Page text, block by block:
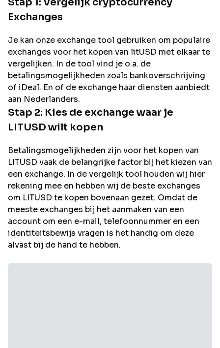
Exchanges
Je kan onze exchange tool gebruiken om populaire
exchanges voor het kopen van litUSD met elkaar te
vergelijken. In de tool vind je o.a. de
betalingsmogelijkheden zoals bankoverschrijving
of iDeal. En of de exchange haar diensten aanbiedt
aan Nederlanders.
Stap 2: Kies de exchange waar je
LITUSD wilt kopen
Betalingsmogelijkheden zijn voor het kopen van
LITUSD vaak de belangrijke factor bij het kiezen van
een exchange. In de vergelijk tool houden wij hier
rekening mee en hebben wij de beste exchanges
om LITUSD te kopen bovenaan gezet. Omdat de
meeste exchanges bij het aanmaken van een
account om een e-mail, telefoonnummer en een
identiteitsbewijs vragen is het handig om deze
alvast bij de hand te hebben.